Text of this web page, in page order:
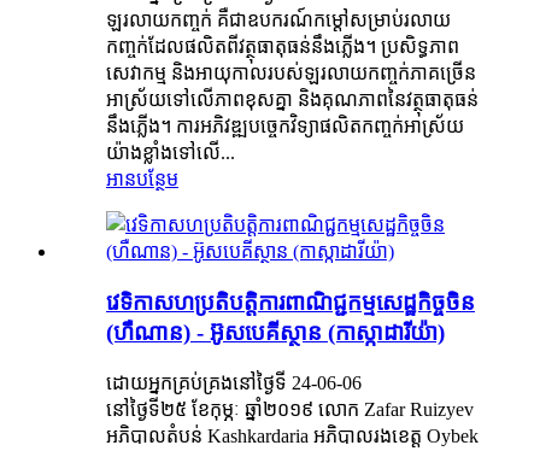
ឡរលាយកញ្ចក់ គឺជាឧបករណ៍កម្ដៅសម្រាប់រលាយ
កញ្ចក់ដែលផលិតពីវត្ថុធាតុធន់នឹងភ្លើង។ ប្រសិទ្ធភាព
សេវាកម្ម និងអាយុកាលរបស់ឡរលាយកញ្ចក់ភាគច្រើន
អាស្រ័យទៅលើភាពខុសគ្នា និងគុណភាពនៃវត្ថុធាតុធន់
នឹងភ្លើង។ ការអភិវឌ្ឍបច្ចេកវិទ្យាផលិតកញ្ចក់អាស្រ័យ
យ៉ាងខ្លាំងទៅលើ...
អានបន្ថែម
វេទិកាសហប្រតិបត្តិការពាណិជ្ជកម្មសេដ្ឋកិច្ចចិន
(ហឺណាន) - អ៊ូសបេគីស្ថាន (កាស្កាដារីយ៉ា)
ដោយអ្នកគ្រប់គ្រងនៅថ្ងៃទី 24-06-06
នៅថ្ងៃទី២៥ ខែកុម្ភៈ ឆ្នាំ២០១៩ លោក Zafar Ruizyev
អភិបាលតំបន់ Kashkardaria អភិបាលរងខេត្ត Oybek